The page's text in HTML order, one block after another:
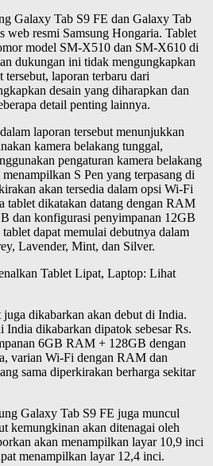
Galaxy Tab S9 FE dan Galaxy Tab
web resmi Samsung Hongaria. Tablet
model SM-X510 dan SM-X610 di
dukungan ini tidak mengungkapkan
tersebut, laporan terbaru dari
desain yang diharapkan dan
detail penting lainnya.
laporan tersebut menunjukkan
kamera belakang tunggal,
pengaturan kamera belakang
S Pen yang terpasang di
akan tersedia dalam opsi Wi-Fi
tablet dikatakan datang dengan RAM
dan konfigurasi penyimpanan 12GB
dapat memulai debutnya dalam
Lavender, Mint, dan Silver.
Tablet Lipat, Laptop: Lihat
juga dikabarkan akan debut di India.
dikabarkan dipatok sebesar Rs.
6GB RAM + 128GB dengan
varian Wi-Fi dengan RAM dan
sama diperkirakan berharga sekitar
Galaxy Tab S9 FE juga muncul
kemungkinan akan ditenagai oleh
akan menampilkan layar 10,9 inci
menampilkan layar 12,4 inci.